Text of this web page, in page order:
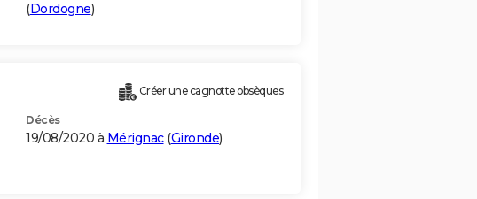
(Dordogne)
Créer une cagnotte obsèques
Décès
19/08/2020 à Mérignac(Gironde)